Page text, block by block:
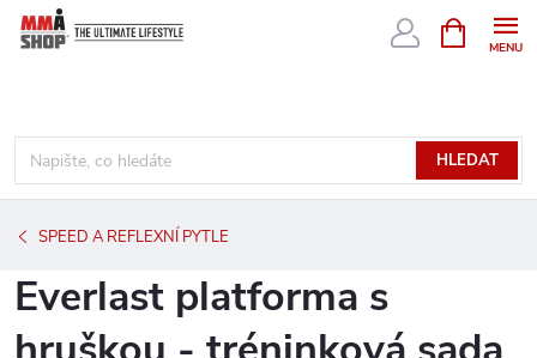
Přejít
HLEDAT
NÁKUPNÍ
KOŠÍK
SPEED A REFLEXNÍ PYTLE
Everlast platforma s